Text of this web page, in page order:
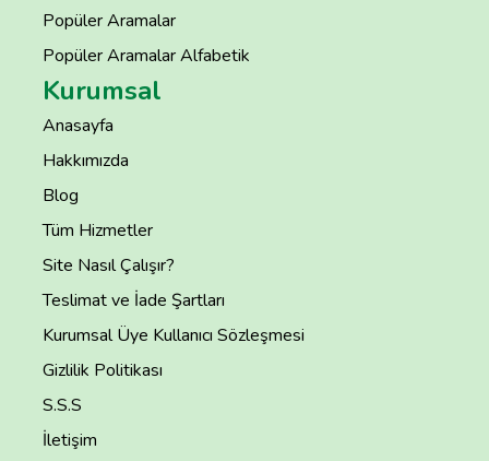
Popüler Aramalar
Popüler Aramalar Alfabetik
Kurumsal
Anasayfa
Hakkımızda
Blog
Tüm Hizmetler
Site Nasıl Çalışır?
Teslimat ve İade Şartları
Kurumsal Üye Kullanıcı Sözleşmesi
Gizlilik Politikası
S.S.S
İletişim